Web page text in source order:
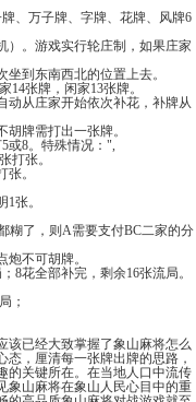
、万子牌、字牌、花牌、风牌6
）。游戏实行轮庄制，如果庄家
到东南西北的位置上去。
张牌，闲家13张牌。
动从庄家开始依次补花，补牌从
牌需打出一张牌。
或8。特殊情况：",
打张。
。
张。
糊了，则A需要支付BC二家的分
不可胡牌。
8花全部补完，剩余16张流局。
；
该已经大致掌握了象山麻将怎么
，厘清每一张牌出牌的思路，
的关键所在。在当地人口中流传
象山麻将在象山人民心目中的重